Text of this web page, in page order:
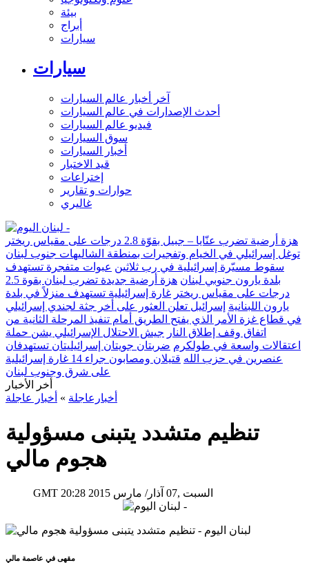
بيئة
أبراج
سيارات
سيارات
آخر أخبار عالم السيارات
أحدث الإصدارات في عالم السيارات
فيديو عالم السيارات
سوق السيارات
أخبار السيارات
قيد الاختبار
إختراعات
حوارات و تقارير
غاليري
هزة أرضية تضرب عنّايا – جبيل بقوّة 2.8 درجات على مقياس ريختر
توغل إسرائيلي في الخيام وتفجيرات بمنطقة الشاليهات جنوب لبنان
سقوط مسيّرة إسرائيلية في رب ثلاثين عبوات متفجرة تستهدف
بلدة يارون جنوبي لبنان
هزة أرضية جديدة تضرب لبنان بقوة 2.5
درجات على مقياس ريختر غارة إسرائيلية تستهدف منزلاً في بلدة
يارون اللبنانية إسرائيل تعلن العثور على أخر جثة لجندي إسرائيلي
في قطاع غزة الأمر الذي يفتح الطريق أمام تنفيذ المرحلة الثانية من
اتفاق وقف إطلاق النار جيش الاحتلال الإسرائيلي يشن حملة
اعتقالات واسعة في طولكرم ضربتان جويتان إسرائيليتان تستهدفان
عنصرين في حزب الله
قتيلان ومصابون جراء 14 غارة إسرائيلية
على شرق وجنوب لبنان
أخر الأخبار
أخبارعاجلة » أخبار عاجلة
تنظيم متشدد يتبنى مسؤولية
هجوم مالي
GMT 20:28 2015 السبت ,07 آذار/ مارس
مقهى في عاصمة مالي